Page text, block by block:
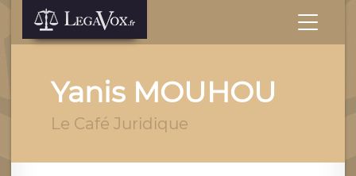
Yanis MOUHOU
Le Café Juridique